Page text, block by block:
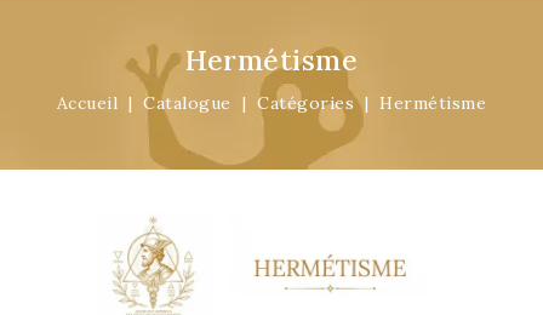
Hermétisme
Accueil Catalogue Catégories Hermétisme